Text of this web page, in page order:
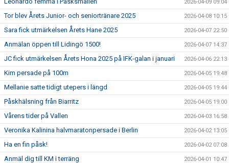
2026-04-09 09:04
Tor blev Årets Junior- och seniortränare 2025 2026-04-08 10:15
Sara fick utmärkelsen Årets Hane 2025 2026-04-07 22:50
Anmälan öppen till Lidingö 1500! 2026-04-07 14:37
JC fick utmärkelsen Årets Hona 2025 på IFK-galan i januari 2026-04-06 22:13
Kim persade på 100m 2026-04-05 19:48
Mellanie satte tidigt utepers i längd 2026-04-05 19:44
Påskhälsning från Biarritz 2026-04-05 19:00
Vårens tider på Vallen 2026-04-03 16:58
Veronika Kalinina halvmaratonpersade i Berlin 2026-04-02 13:05
Ha en fin påsk! 2026-04-02 07:08
Anmäl dig till KM i terräng 2026-04-01 10:47